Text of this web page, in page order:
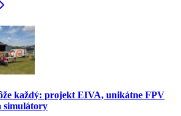
každý: projekt EIVA, unikátne FPV
simulátory